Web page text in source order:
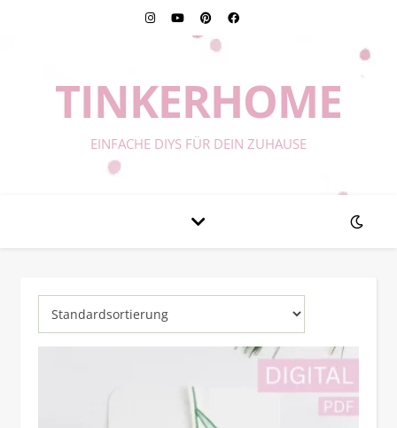
TINKERHOME
EINFACHE DIYS FÜR DEIN ZUHAUSE